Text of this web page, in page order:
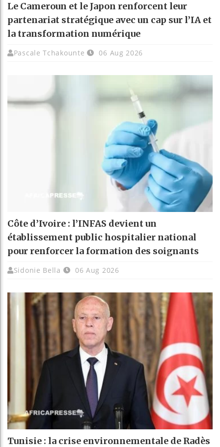
Le Cameroun et le Japon renforcent leur
partenariat stratégique avec un cap sur l’IA et
la transformation numérique
Pascale Tchakounte 06 Aug 2026
Côte d’Ivoire : l’INFAS devient un
établissement public hospitalier national
pour renforcer la formation des soignants
Sidonie Bella 06 Aug 2026
Tunisie : la crise environnementale de Radès